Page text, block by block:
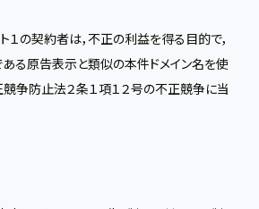
１の契約者は，不正の利益を得る目的で，
る原告表示と類似の本件ドメイン名を使
競争防止法２条１項１２号の不正競争に当